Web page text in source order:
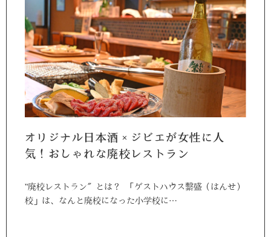
オリジナル日本酒×ジビエが女性に人
気！おしゃれな廃校レストラン
‶廃校レストラン″とは？ 「ゲストハウス繫盛（はんせ）
校」は、なんと廃校になった小学校に…